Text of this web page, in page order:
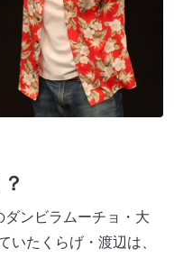
ンビラムーチョ・大
いたくらげ・渡辺は、